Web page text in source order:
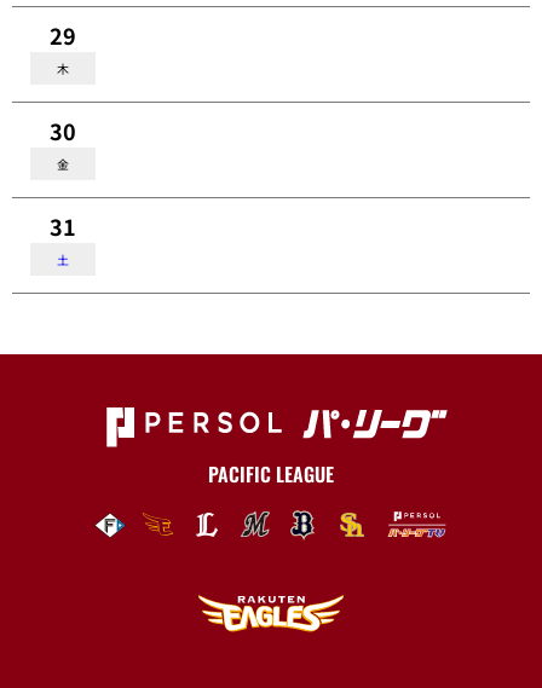
29
木
30
金
31
土
PACIFIC LEAGUE